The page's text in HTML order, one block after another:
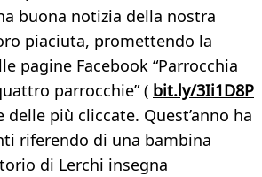
buona notizia della nostra
piaciuta, promettendo la
pagine Facebook “Parrocchia
parrocchie” ( bit.ly/3Ii1D8P
delle più cliccate. Quest’anno ha
riferendo di una bambina
di Lerchi insegna